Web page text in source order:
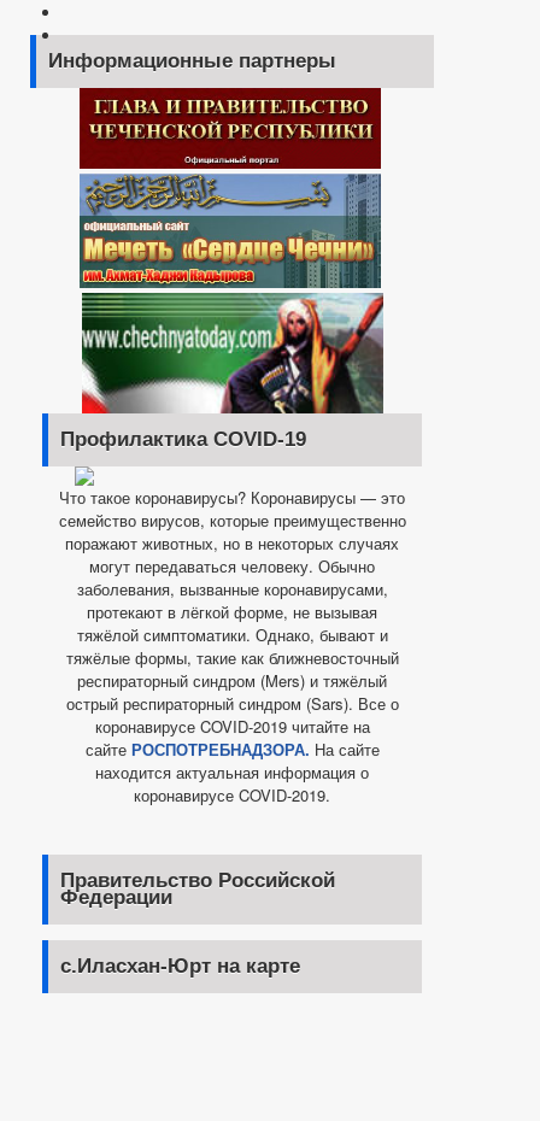
Информационные партнеры
Профилактика COVID-19
Что такое коронавирусы? Коронавирусы — это
семейство вирусов, которые преимущественно
поражают животных, но в некоторых случаях
могут передаваться человеку. Обычно
заболевания, вызванные коронавирусами,
протекают в лёгкой форме, не вызывая
тяжёлой симптоматики. Однако, бывают и
тяжёлые формы, такие как ближневосточный
респираторный синдром (Mers) и тяжёлый
острый респираторный синдром (Sars). Все о
коронавирусе COVID-2019 читайте на
сайте РОСПОТРЕБНАДЗОРА. На сайте
находится актуальная информация о
коронавирусе COVID-2019.
Правительство Российской
Федерации
с.Иласхан-Юрт на карте